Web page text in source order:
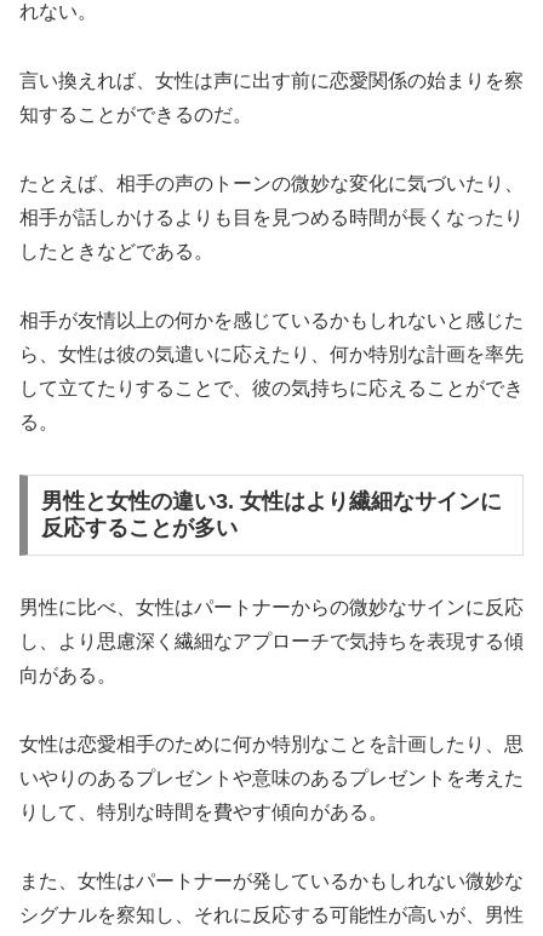
れない。
言い換えれば、女性は声に出す前に恋愛関係の始まりを察
知することができるのだ。
たとえば、相手の声のトーンの微妙な変化に気づいたり、
相手が話しかけるよりも目を見つめる時間が長くなったり
したときなどである。
相手が友情以上の何かを感じているかもしれないと感じた
ら、女性は彼の気遣いに応えたり、何か特別な計画を率先
して立てたりすることで、彼の気持ちに応えることができ
る。
男性と女性の違い3. 女性はより繊細なサインに
反応することが多い
男性に比べ、女性はパートナーからの微妙なサインに反応
し、より思慮深く繊細なアプローチで気持ちを表現する傾
向がある。
女性は恋愛相手のために何か特別なことを計画したり、思
いやりのあるプレゼントや意味のあるプレゼントを考えた
りして、特別な時間を費やす傾向がある。
また、女性はパートナーが発しているかもしれない微妙な
シグナルを察知し、それに反応する可能性が高いが、男性